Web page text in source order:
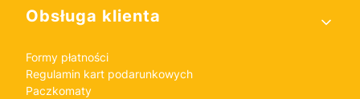
Obsługa klienta
Formy płatności
Regulamin kart podarunkowych
Paczkomaty